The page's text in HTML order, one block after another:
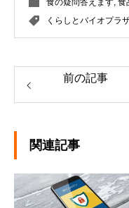
食の疑問答えます, 食
くらしとバイオプラ
前の記事
関連記事